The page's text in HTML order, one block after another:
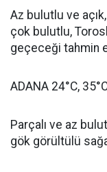
Az bulutlu ve
çok bulutlu,
geçeceği tahmin
ADANA 24°C,
Parçalı ve az
gök görültülü